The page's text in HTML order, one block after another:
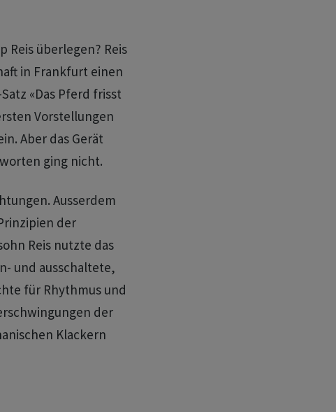
Reis überlegen? Reis
in Frankfurt einen
«Das Pferd frisst
Vorstellungen
Aber das Gerät
ging nicht.
Ausserdem
der
Reis nutzte das
und ausschaltete,
für Rhythmus und
der
Klackern